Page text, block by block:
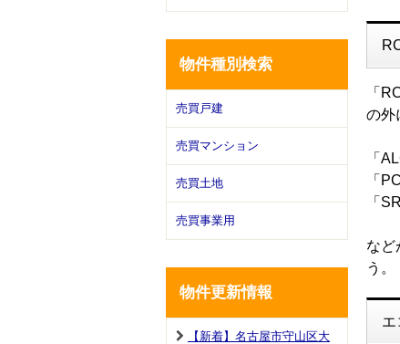
物件種別検索
売買戸建
売買マンション
売買土地
売買事業用
物件更新情報
【新着】名古屋市守山区大
「
の外
「
「
「
など
う。
エ